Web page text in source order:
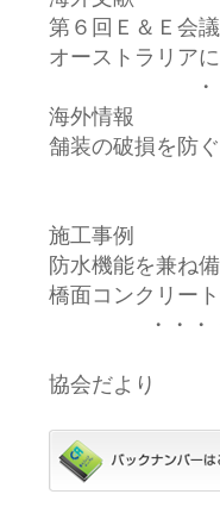
第６回Ｅ＆Ｅ会
オーストラリア
・・・海外
海外情報
舗装の破損を防
・ ・・・
施工事例
防水機能を兼ね
橋面コンクリー
・・・・・
協会だより